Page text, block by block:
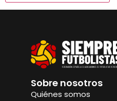
Sobre nosotros
Quiénes somos